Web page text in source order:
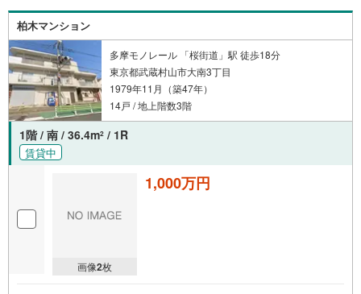
柏木マンション
多摩モノレール 「桜街道」駅 徒歩18分
東京都武蔵村山市大南3丁目
1979年11月（築47年）
14戸 / 地上階数3階
1階 / 南 / 36.4m2 / 1R
賃貸中
画像2枚
1,000万円